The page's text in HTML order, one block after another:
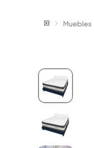
Muebles